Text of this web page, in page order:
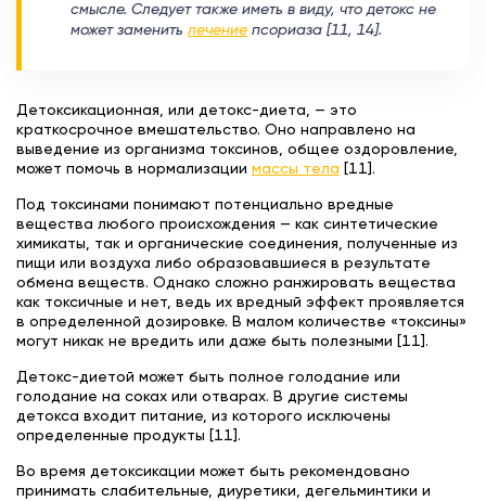
смысле. Следует также иметь в виду, что детокс не
может заменить лечение псориаза [11, 14].
Детоксикационная, или детокс-диета, — это
краткосрочное вмешательство. Оно направлено на
выведение из организма токсинов, общее оздоровление,
может помочь в нормализации массы тела [11].
Под токсинами понимают потенциально вредные
вещества любого происхождения — как синтетические
химикаты, так и органические соединения, полученные из
пищи или воздуха либо образовавшиеся в результате
обмена веществ. Однако сложно ранжировать вещества
как токсичные и нет, ведь их вредный эффект проявляется
в определенной дозировке. В малом количестве «токсины»
могут никак не вредить или даже быть полезными [11].
Детокс-диетой может быть полное голодание или
голодание на соках или отварах. В другие системы
детокса входит питание, из которого исключены
определенные продукты [11].
Во время детоксикации может быть рекомендовано
принимать слабительные, диуретики, дегельминтики и